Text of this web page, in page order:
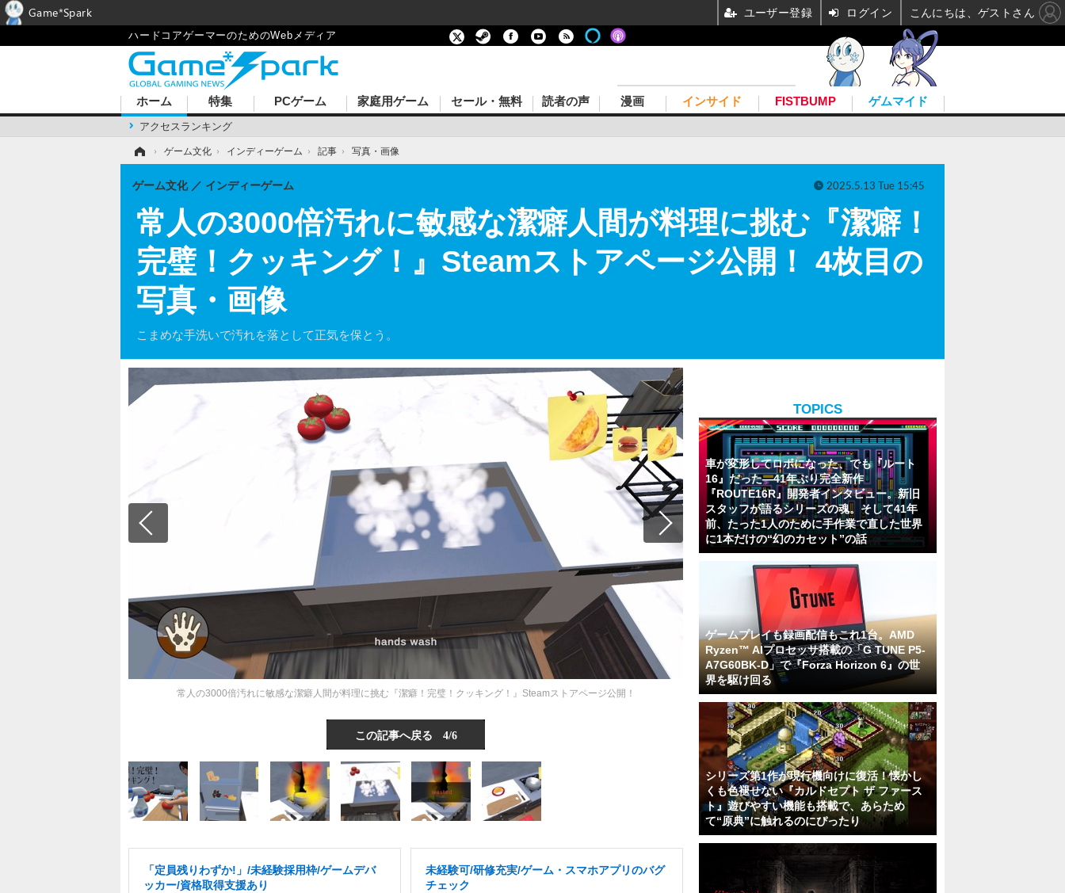
ハードコアゲーマーのためのWebメディア
ホーム
アクセスランキング
特集 PCゲーム 家庭用ゲーム セール・無料 読者の声 漫画 インサイド FISTBUMP ゲムマイド
› ゲーム文化 › インディーゲーム › 記事 › 写真・画像
常人の3000倍汚れに敏感な潔癖人間が料理に挑む『潔癖！
完璧！クッキング！』Steamストアページ公開！ 4枚目の
写真・画像
こまめな手洗いで汚れを落として正気を保とう。
ゲーム文化 インディーゲーム 2025.5.13 Tue 15:45
常人の3000倍汚れに敏感な潔癖人間が料理に挑む『潔癖！完璧！クッキング！』Steamストアページ公開！
この記事へ戻る 4/6
「定員残りわずか!」/未経験採用枠/ゲームデバ
ッカー/資格取得支援あり
未経験可/研修充実/ゲーム・スマホアプリのバグ
チェック
TOPICS
車が変形してロボになった、でも『ルート
16』だった―41年ぶり完全新作
『ROUTE16R』開発者インタビュー。新旧
スタッフが語るシリーズの魂。そして41年
前、たった1人のために手作業で直した世界
に1本だけの“幻のカセット”の話
ゲームプレイも録画配信もこれ1台。AMD
Ryzen™ AIプロセッサ搭載の「G TUNE P5-
A7G60BK-D」で『Forza Horizon 6』の世
界を駆け回る
シリーズ第1作が現行機向けに復活！懐かし
くも色褪せない『カルドセプト ザ ファース
ト』遊びやすい機能も搭載で、あらため
て“原典”に触れるのにぴったり
Game*Spark ユーザー登録 ログイン こんにちは、ゲストさん